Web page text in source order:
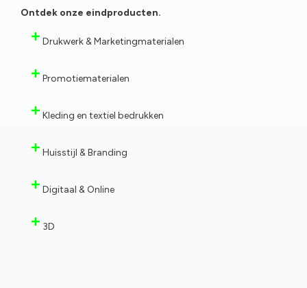
Ontdek onze eindproducten.
Drukwerk & Marketingmaterialen
Promotiematerialen
Kleding en textiel bedrukken
Huisstijl & Branding
Digitaal & Online
3D